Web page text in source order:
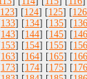
123] [124] [125] [126
133] [134] [135] [136
143] [144] [145] [146
153] [154] [155] [156
163] [164] [165] [166
173] [174] [175] [176